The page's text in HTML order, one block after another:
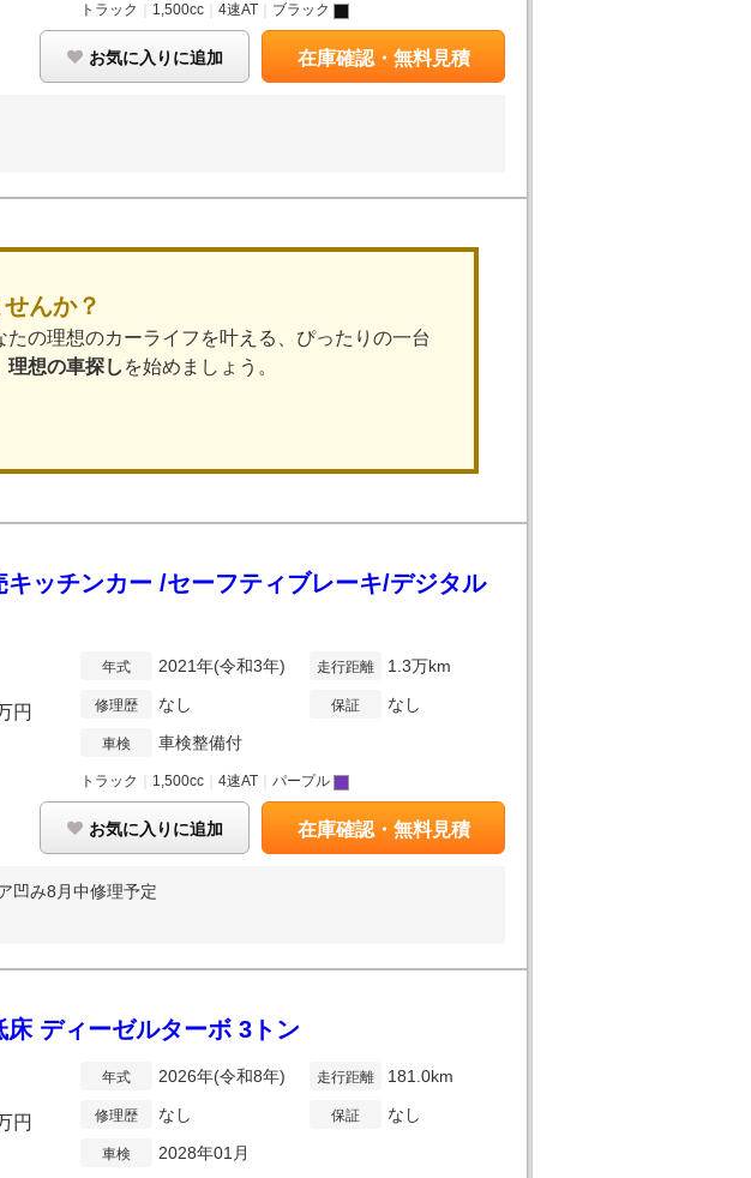
トラック 1,500cc 4速AT ブラック
お気に入りに追加 在庫確認・無料見積
んか？
の理想のカーライフを叶える、ぴったりの一台
理想の車探し を始めましょう。
ッチンカー /セーフティブレーキ/デジタル
円
年式 2021年(令和3年)
修理歴 なし
車検 車検整備付
走行距離 1.3万km
保証 なし
トラック 1,500cc 4速AT パープル
お気に入りに追加 在庫確認・無料見積
凹み8月中修理予定
ディーゼルターボ 3トン
円
年式 2026年(令和8年)
修理歴 なし
車検 2028年01月
走行距離 181.0km
保証 なし